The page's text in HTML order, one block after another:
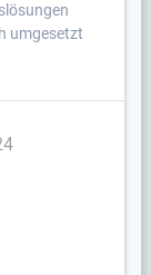
umgesetzt